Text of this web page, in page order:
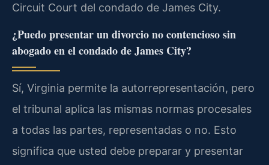
Circuit Court del condado de James City.
¿Puedo presentar un divorcio no contencioso sin
abogado en el condado de James City?
Sí, Virginia permite la autorrepresentación, pero
el tribunal aplica las mismas normas procesales
a todas las partes, representadas o no. Esto
significa que usted debe preparar y presentar